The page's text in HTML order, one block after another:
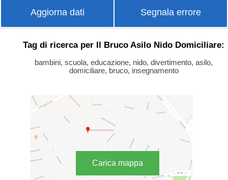
Aggiorna dati Segnala errore
Tag di ricerca per Il Bruco Asilo Nido Domiciliare:
bambini, scuola, educazione, nido, divertimento, asilo,
domiciliare, bruco, insegnamento
Carica mappa